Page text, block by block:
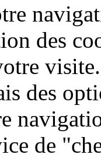
des
des
de